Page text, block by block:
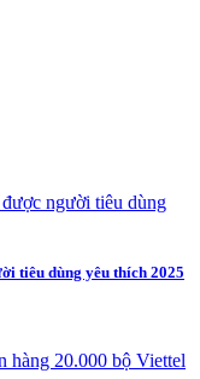
tiêu dùng yêu thích 2025